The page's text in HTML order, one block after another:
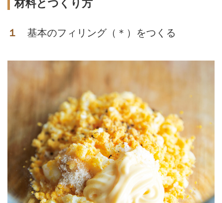
材料とつくり方
１ 基本のフィリング（＊）をつくる